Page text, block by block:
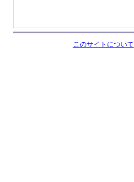
このサイトについて